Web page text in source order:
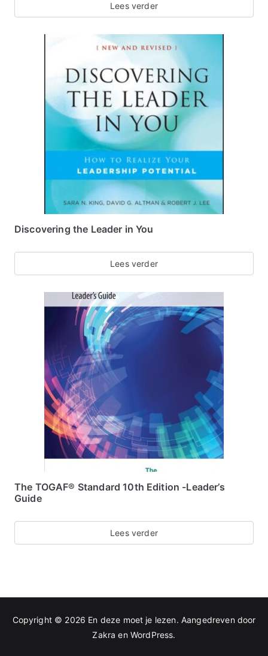
Lees verder
Discovering the Leader in You
Lees verder
The TOGAF® Standard 10th Edition -Leader’s
Guide
Lees verder
Copyright © 2026 En deze moet je lezen. Aangedreven door
Zakra en WordPress.